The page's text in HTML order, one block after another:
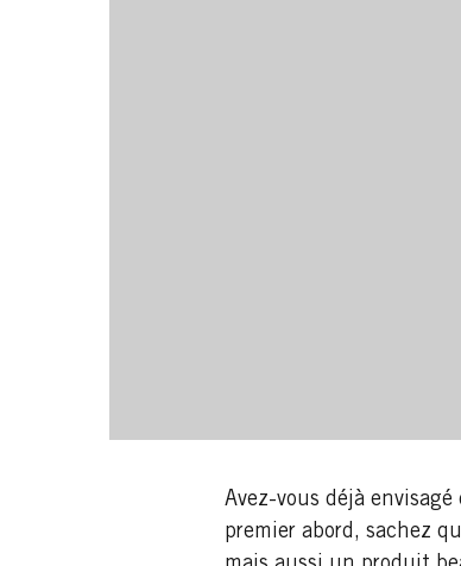
Avez-vous déjà
premier abord, sachez